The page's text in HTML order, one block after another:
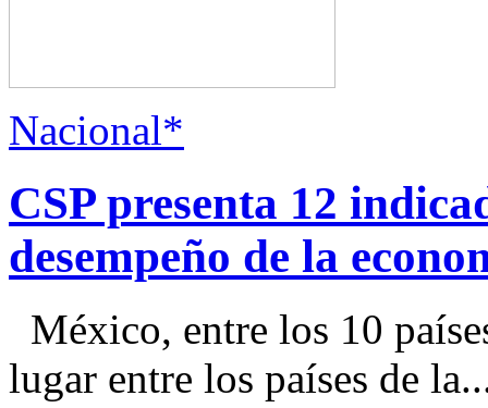
Nacional*
CSP presenta 12
desempeño de la
México, entre los 10
lugar entre los países de